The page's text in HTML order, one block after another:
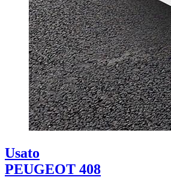
Usato
PEUGEOT 408